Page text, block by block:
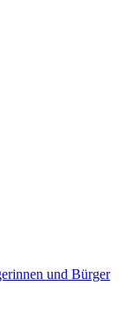
und Bürger